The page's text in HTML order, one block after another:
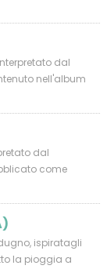
dal
nell'album
dal
come
ispiratagli
la pioggia a